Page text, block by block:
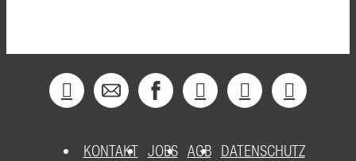
KONTAKT JOBS AGB DATENSCHUTZ